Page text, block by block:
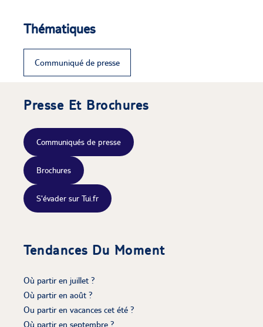
Thématiques
Communiqué de presse
Presse Et Brochures
Communiqués de presse
Brochures
S'évader sur Tui.fr
Tendances Du Moment
Où partir en juillet ?
Où partir en août ?
Ou partir en vacances cet été ?
Où partir en septembre ?